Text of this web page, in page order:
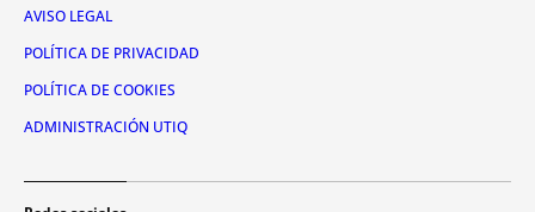
AVISO LEGAL
POLÍTICA DE PRIVACIDAD
POLÍTICA DE COOKIES
ADMINISTRACIÓN UTIQ